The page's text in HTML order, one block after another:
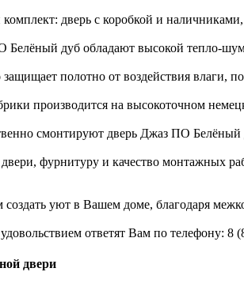
дверь с коробкой и
дуб обладают высокой тепло-
полотно от воздействия влаги,
производится на высокоточном
смонтируют дверь Джаз ПО
двери, фурнитуру и качество монтажных
уют в Вашем доме, благодаря
ответят Вам по телефону: 8
двери